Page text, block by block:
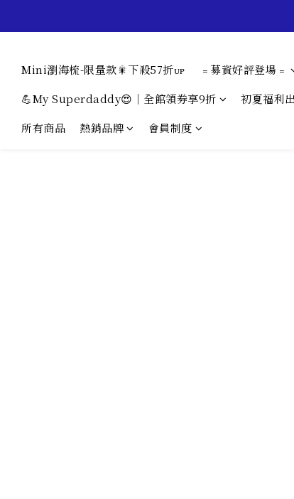
Mini瀏海梳-限量款🎇下殺57折ᴜᴘ
﹦募資好評登場﹦
💪My Superdaddy😍｜全館領券享9折
初夏福利
所有商品
熱銷品牌 會員制度